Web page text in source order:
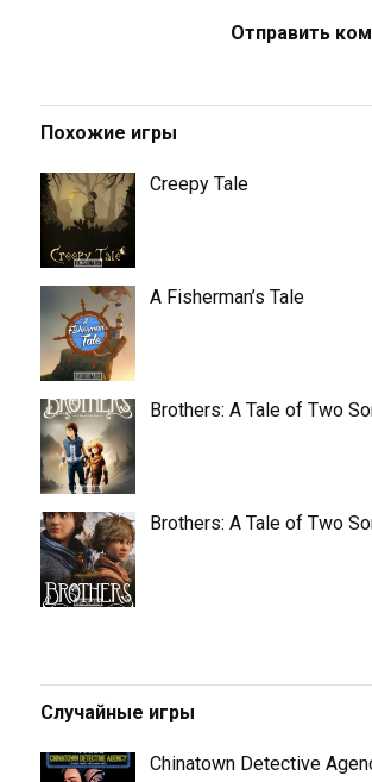
Похожие игры
Creepy Tale
A Fisherman’s Tale
Brothers: A Tale of Two
Brothers: A Tale of Two
Случайные игры
Chinatown Detective